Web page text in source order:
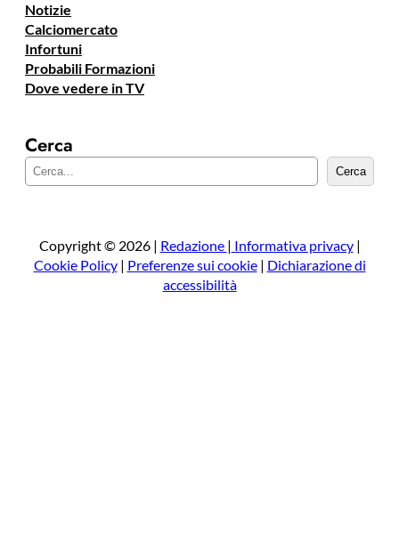
Notizie
Calciomercato
Infortuni
Probabili Formazioni
Dove vedere in TV
Cerca
e
a
Cerca
Copyright © 2026 | Redazione | Informativa privacy|
Cookie Policy| Preferenze sui cookie| Dichiarazione di
accessibilità